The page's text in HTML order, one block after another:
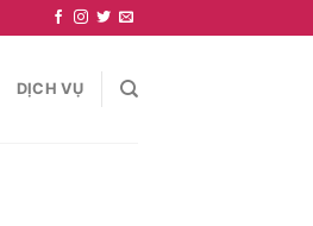
DỊCH VỤ